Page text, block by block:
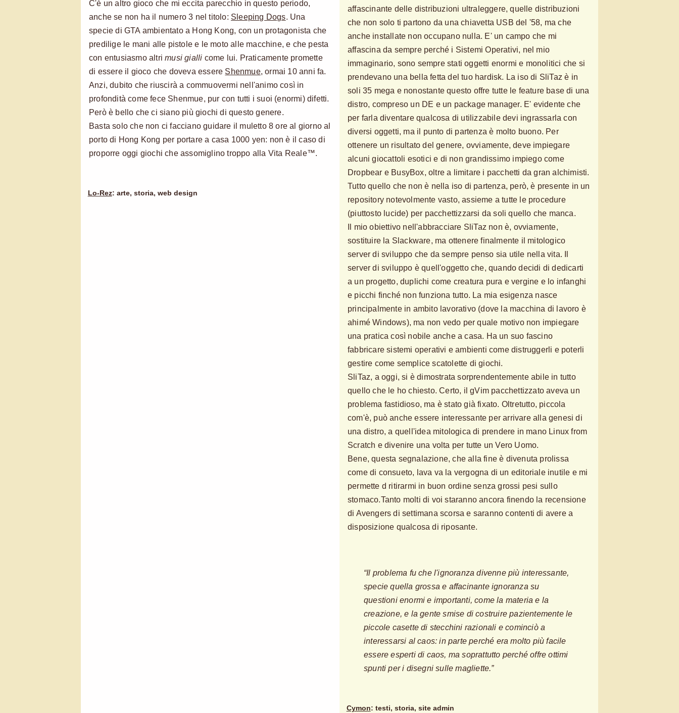
C'è un altro gioco che mi eccita parecchio in questo periodo,
anche se non ha il numero 3 nel titolo: Sleeping Dogs. Una
specie di GTA ambientato a Hong Kong, con un protagonista che
predilige le mani alle pistole e le moto alle macchine, e che pesta
con entusiasmo altrimusi gialli come lui. Praticamente promette
di essere il gioco che doveva essere Shenmue, ormai 10 anni fa.
Anzi, dubito che riuscirà a commuovermi nell'animo così in
profondità come fece Shenmue, pur con tutti i suoi (enormi) difetti.
Però è bello che ci siano più giochi di questo genere.
Basta solo che non ci facciano guidare il muletto 8 ore al giorno al
porto di Hong Kong per portare a casa 1000 yen: non è il caso di
proporre oggi giochi che assomiglino troppo alla Vita Reale™.
Lo-Rez: arte, storia, web design
affascinante delle distribuzioni ultraleggere, quelle distribuzioni
che non solo ti partono da una chiavetta USB del '58, ma che
anche installate non occupano nulla. E' un campo che mi
affascina da sempre perché i Sistemi Operativi, nel mio
immaginario, sono sempre stati oggetti enormi e monolitici che si
prendevano una bella fetta del tuo hardisk. La iso di SliTaz è in
soli 35 mega e nonostante questo offre tutte le feature base di una
distro, compreso un DE e un package manager. E' evidente che
per farla diventare qualcosa di utilizzabile devi ingrassarla con
diversi oggetti, ma il punto di partenza è molto buono. Per
ottenere un risultato del genere, ovviamente, deve impiegare
alcuni giocattoli esotici e di non grandissimo impiego come
Dropbear e BusyBox, oltre a limitare i pacchetti da gran alchimisti.
Tutto quello che non è nella iso di partenza, però, è presente in un
repository notevolmente vasto, assieme a tutte le procedure
(piuttosto lucide) per pacchettizzarsi da soli quello che manca.
Il mio obiettivo nell'abbracciare SliTaz non è, ovviamente,
sostituire la Slackware, ma ottenere finalmente il mitologico
server di sviluppo che da sempre penso sia utile nella vita. Il
server di sviluppo è quell'oggetto che, quando decidi di dedicarti
a un progetto, duplichi come creatura pura e vergine e lo infanghi
e picchi finché non funziona tutto. La mia esigenza nasce
principalmente in ambito lavorativo (dove la macchina di lavoro è
ahimé Windows), ma non vedo per quale motivo non impiegare
una pratica così nobile anche a casa. Ha un suo fascino
fabbricare sistemi operativi e ambienti come distruggerli e poterli
gestire come semplice scatolette di giochi.
SliTaz, a oggi, si è dimostrata sorprendentemente abile in tutto
quello che le ho chiesto. Certo, il gVim pacchettizzato aveva un
problema fastidioso, ma è stato già fixato. Oltretutto, piccola
com'è, può anche essere interessante per arrivare alla genesi di
una distro, a quell'idea mitologica di prendere in mano Linux from
Scratch e divenire una volta per tutte un Vero Uomo.
Bene, questa segnalazione, che alla fine è divenuta prolissa
come di consueto, lava va la vergogna di un editoriale inutile e mi
permette d ritirarmi in buon ordine senza grossi pesi sullo
stomaco.Tanto molti di voi staranno ancora finendo la recensione
di Avengers di settimana scorsa e saranno contenti di avere a
disposizione qualcosa di riposante.
“Il problema fu che l'ignoranza divenne più interessante,
specie quella grossa e affacinante ignoranza su
questioni enormi e importanti, come la materia e la
creazione, e la gente smise di costruire pazientemente le
piccole casette di stecchini razionali e cominciò a
interessarsi al caos: in parte perché era molto più facile
essere esperti di caos, ma soprattutto perché offre ottimi
spunti per i disegni sulle magliette.”
Cymon: testi, storia, site admin